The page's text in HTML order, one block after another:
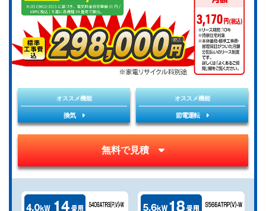
オススメ機能
換気
オススメ機能
節電運転
無料で見積